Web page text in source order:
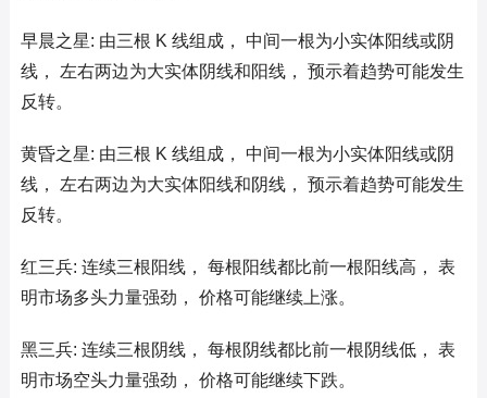
早晨之星: 由三根 K 线组成， 中间一根为小实体阳线或阴
线， 左右两边为大实体阴线和阳线， 预示着趋势可能发生
反转。
黄昏之星: 由三根 K 线组成， 中间一根为小实体阳线或阴
线， 左右两边为大实体阳线和阴线， 预示着趋势可能发生
反转。
红三兵: 连续三根阳线， 每根阳线都比前一根阳线高， 表
明市场多头力量强劲， 价格可能继续上涨。
黑三兵: 连续三根阴线， 每根阴线都比前一根阴线低， 表
明市场空头力量强劲， 价格可能继续下跌。